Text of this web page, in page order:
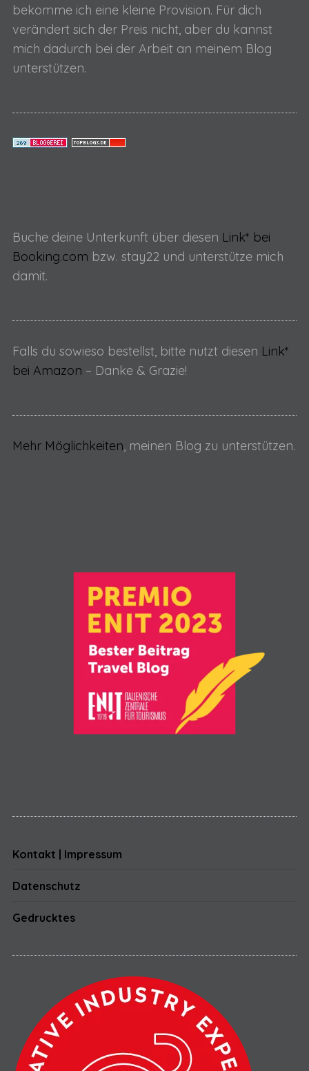
bekomme ich eine kleine Provision. Für dich
verändert sich der Preis nicht, aber du kannst
mich dadurch bei der Arbeit an meinem Blog
unterstützen.
Buche deine Unterkunft über diesen Link* bei
Booking.com bzw. stay22 und unterstütze mich
damit.
Falls du sowieso bestellst, bitte nutzt diesen Link*
bei Amazon – Danke & Grazie!
Mehr Möglichkeiten, meinen Blog zu unterstützen.
Kontakt | Impressum
Datenschutz
Gedrucktes